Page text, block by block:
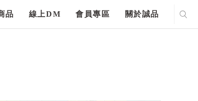
品 線上DM 會員專區 關於誠品